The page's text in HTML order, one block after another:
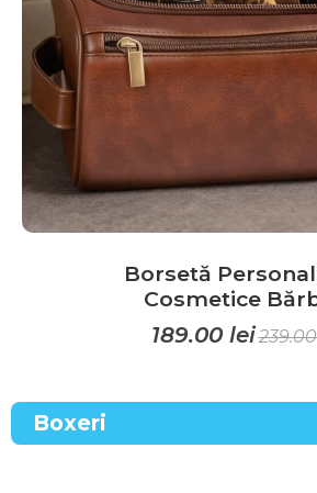
alese
în
pagina
Borsetă
Cosmetice
189.00 lei
are
Boxeri